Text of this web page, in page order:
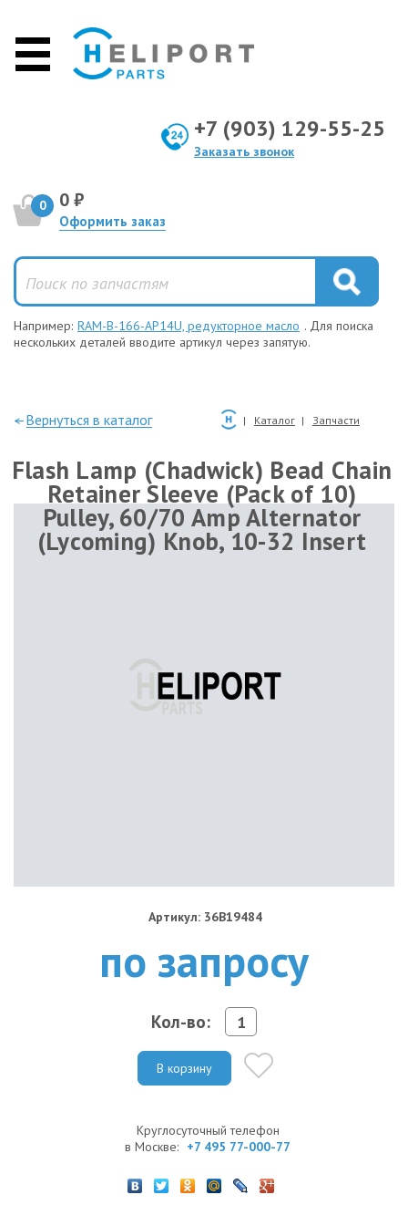
+7 (903) 129-55-25
Заказать звонок
0 0 ₽
Оформить заказ
Например: RAM-B-166-AP14U, редукторное масло . Для поиска
нескольких деталей вводите артикул через запятую.
—Вернуться в каталог Каталог Запчасти
Flash Lamp (Chadwick) Bead Chain
Retainer Sleeve (Pack of 10)
Pulley, 60/70 Amp Alternator
(Lycoming) Knob, 10-32 Insert
Артикул: 36B19484
по запросу
Кол-во:
В корзину
Круглосуточный телефон
в Москве: +7 495 77-000-77